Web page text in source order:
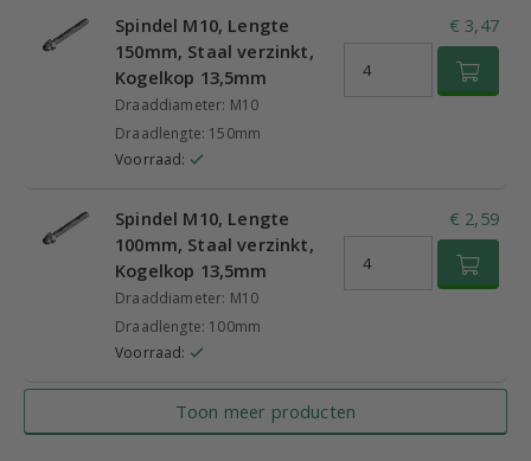
Spindel M10, Lengte
150mm, Staal verzinkt,
Kogelkop 13,5mm
Draaddiameter: M10
Draadlengte: 150mm
Voorraad:
€ 3,47
Spindel M10, Lengte
100mm, Staal verzinkt,
Kogelkop 13,5mm
Draaddiameter: M10
Draadlengte: 100mm
Voorraad:
€ 2,59
Toon meer producten